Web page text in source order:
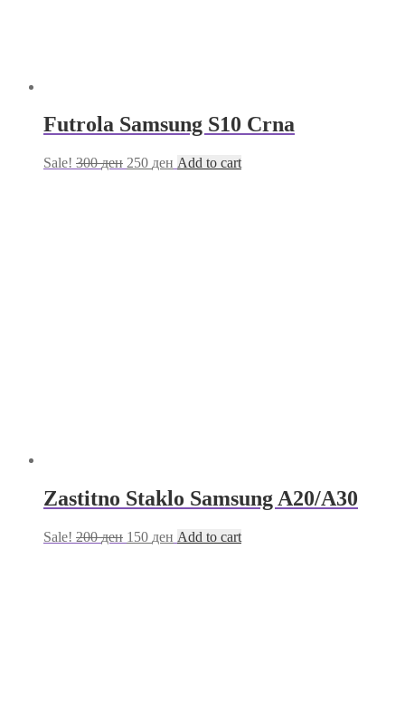
Futrola Samsung S10 Crna
Sale! 300ден 250 ден Add to cart
Zastitno Staklo Samsung A20/A30
Sale! 200ден 150 ден Add to cart